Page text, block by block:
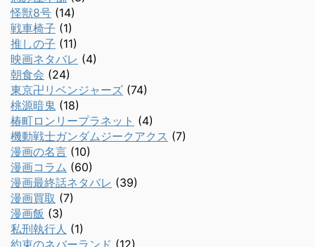
怪獣8号 (14)
戦車椅子 (1)
推しの子 (11)
映画ネタバレ (4)
朝食会 (24)
東京卍リベンジャーズ (74)
桃源暗鬼 (18)
椿町ロンリープラネット (4)
機動戦士ガンダムジークアクス (7)
漫画の名言 (10)
漫画コラム (60)
漫画最終話ネタバレ (39)
漫画買取 (7)
漫画飯 (3)
私刑執行人 (1)